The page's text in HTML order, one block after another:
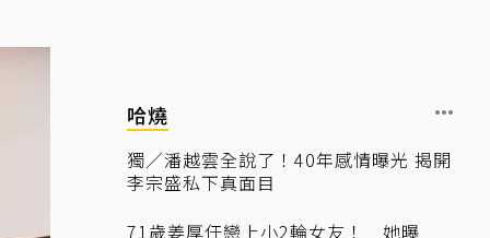
哈燒
獨／潘越雲全說了！40年感情曝光 揭開
李宗盛私下真面目
71歲姜厚任戀上小2輪女友！ 她曝